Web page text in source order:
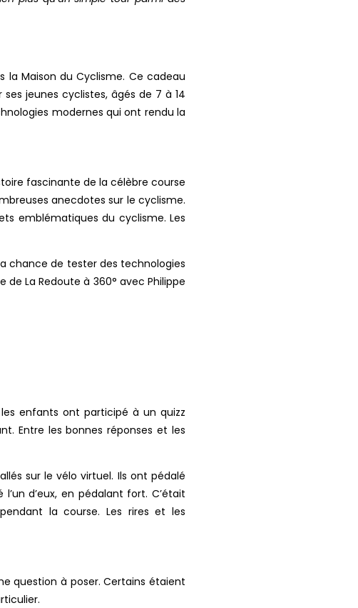
la Maison du Cyclisme. Ce cadeau
jeunes cyclistes, âgés de 7 à 14
modernes qui ont rendu la
fascinante de la célèbre course
anecdotes sur le cyclisme.
emblématiques du cyclisme. Les
chance de tester des technologies
La Redoute à 360° avec Philippe
les enfants ont participé à un quizz
Entre les bonnes réponses et les
sur le vélo virtuel. Ils ont pédalé
d’eux, en pédalant fort. C’était
la course. Les rires et les
question à poser. Certains étaient